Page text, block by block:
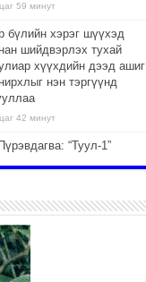
59 минут
бүлийн хэрэг шүүхэд
шийдвэрлэх тухай
хүүхдийн дээд ашиг
нэн тэргүүнд
42 минут
“Туул-1”
15 минут
АЙМГИЙН
АЖЛЫГ
СУРТЛЫГ БУУРУУЛЖ,